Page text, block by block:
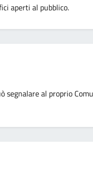
aperti al pubblico.
segnalare al proprio